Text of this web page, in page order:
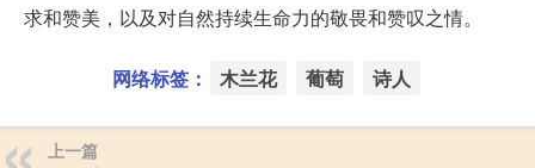
求和赞美，以及对自然持续生命力的敬畏和赞叹之情。
网络标签： 木兰花 葡萄 诗人
上一篇